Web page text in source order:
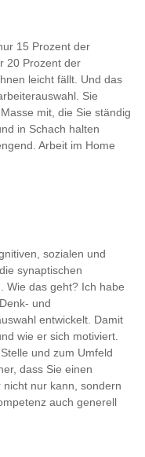
15 Prozent der
20 Prozent der
leicht fällt. Und das
Sie
mit, die Sie ständig
in Schach halten
Arbeit im Home
sozialen und
synaptischen
Wie das geht? Ich habe
Denk- und
entwickelt. Damit
wie er sich motiviert.
und zum Umfeld
dass Sie einen
nur kann, sondern
auch generell